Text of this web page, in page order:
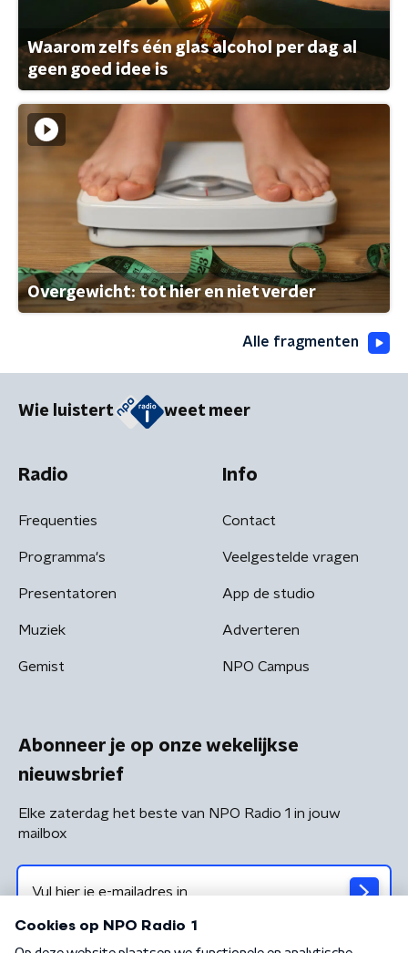
Waarom zelfs één glas alcohol per dag al
geen goed idee is
Overgewicht: tot hier en niet verder
Alle fragmenten
Wie luistert weet meer
Radio
Frequenties
Programma's
Presentatoren
Muziek
Gemist
Info
Contact
Veelgestelde vragen
App de studio
Adverteren
NPO Campus
Abonneer je op onze wekelijkse
nieuwsbrief
Elke zaterdag het beste van NPO Radio 1 in jouw
mailbox